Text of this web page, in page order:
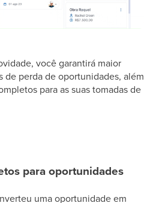
você garantirá maior
de perda de oportunidades, além
para as suas tomadas de
para oportunidades
uma oportunidade em